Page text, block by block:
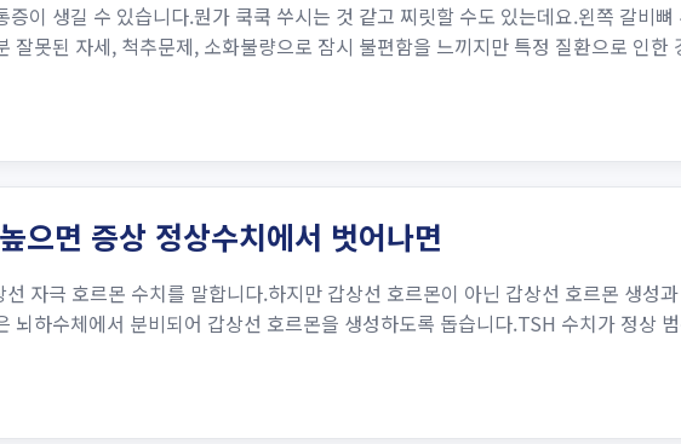
증이 생길 수 있습니다.뭔가 쿡쿡 쑤시는 것 같고 찌릿할 수도 있는데요.왼쪽 갈비
잘못된 자세, 척추문제, 소화불량으로 잠시 불편함을 느끼지만 특정 질환으로 인
으면 증상 정상수치에서 벗어나면
자극 호르몬 수치를 말합니다.하지만 갑상선 호르몬이 아닌 갑상선 호르몬 생성
뇌하수체에서 분비되어 갑상선 호르몬을 생성하도록 돕습니다.TSH 수치가 정상